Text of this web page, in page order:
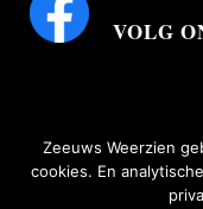
VOLG
bescherming
Zeeuws Weerzien
cookies. En